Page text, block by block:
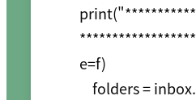
e=f)
folders =